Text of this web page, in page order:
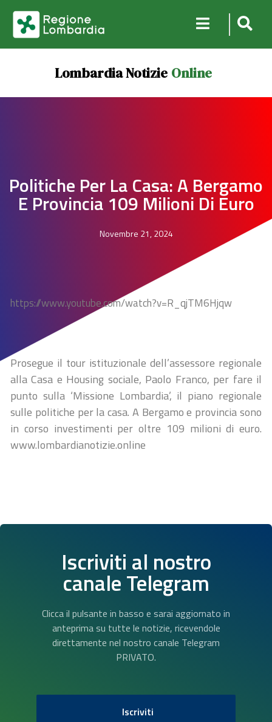
Lombardia Notizie Online
Politiche Per La Casa: A Bergamo
E Provincia 109 Milioni Di Euro
Novembre 21, 2024
https://www.youtube.com/watch?v=R_qjTM6Hjqw
Prosegue il tour istituzionale dell’assessore regionale
alla Casa e Housing sociale, Paolo Franco, per fare il
punto sulla ‘Missione Lombardia’, il piano regionale
sulle politiche per la casa. A Bergamo e provincia sono
in corso investimenti per oltre 109 milioni di euro.
www.lombardianotizie.online
Iscriviti al nostro
canale Telegram
Clicca il pulsante in basso e sarai aggiornato in
anteprima su tutte le notizie, ricevendole
direttamente nel nostro canale Telegram
PRIVATO.
Iscriviti